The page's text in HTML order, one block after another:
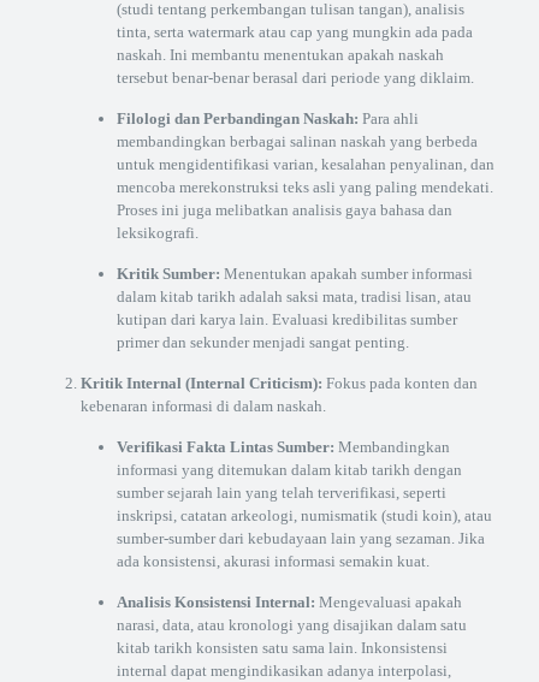
(studi tentang perkembangan tulisan tangan), analisis
tinta, serta watermark atau cap yang mungkin ada pada
naskah. Ini membantu menentukan apakah naskah
tersebut benar-benar berasal dari periode yang diklaim.
Filologi dan Perbandingan Naskah: Para ahli
membandingkan berbagai salinan naskah yang berbeda
untuk mengidentifikasi varian, kesalahan penyalinan, dan
mencoba merekonstruksi teks asli yang paling mendekati.
Proses ini juga melibatkan analisis gaya bahasa dan
leksikografi.
Kritik Sumber: Menentukan apakah sumber informasi
dalam kitab tarikh adalah saksi mata, tradisi lisan, atau
kutipan dari karya lain. Evaluasi kredibilitas sumber
primer dan sekunder menjadi sangat penting.
Kritik Internal (Internal Criticism): Fokus pada konten dan
kebenaran informasi di dalam naskah.
Verifikasi Fakta Lintas Sumber: Membandingkan
informasi yang ditemukan dalam kitab tarikh dengan
sumber sejarah lain yang telah terverifikasi, seperti
inskripsi, catatan arkeologi, numismatik (studi koin), atau
sumber-sumber dari kebudayaan lain yang sezaman. Jika
ada konsistensi, akurasi informasi semakin kuat.
Analisis Konsistensi Internal: Mengevaluasi apakah
narasi, data, atau kronologi yang disajikan dalam satu
kitab tarikh konsisten satu sama lain. Inkonsistensi
internal dapat mengindikasikan adanya interpolasi,